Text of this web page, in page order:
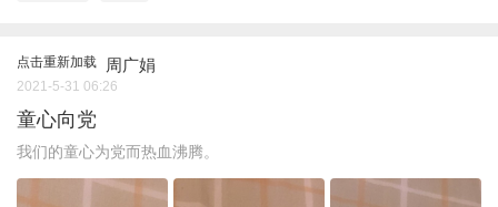
点击重新加载 周广娟
2021-5-31 06:26
童心向党
我们的童心为党而热血沸腾。